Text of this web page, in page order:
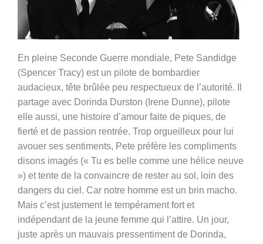
En pleine Seconde Guerre mondiale, Pete Sandidge
(Spencer Tracy) est un pilote de bombardier
audacieux, tête brûlée peu respectueux de l’autorité. Il
partage avec Dorinda Durston (Irene Dunne), pilote
elle aussi, une histoire d’amour faite de piques, de
fierté et de passion rentrée. Trop orgueilleux pour lui
avouer ses sentiments, Pete préfère les compliments
disons imagés (« Tu es belle comme une hélice neuve
») et tente de la convaincre de rester au sol, loin des
dangers du ciel. Car notre homme est un brin macho.
Mais c’est justement le tempérament fort et
indépendant de la jeune femme qui l’attire. Un jour,
juste après un mauvais pressentiment de Dorinda,